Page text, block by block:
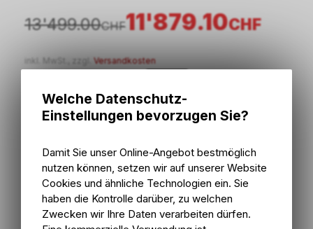
11'879.10CHF
13'499.00CHF
inkl. MwSt., zzgl. Versandkosten
5 - 10 Tage ab externem Lager
Versand
5 - 10 Tage ab externem Lager
Abholung Bike Zone AG
Welche Datenschutz-
Einstellungen bevorzugen Sie?
Damit Sie unser Online-Angebot bestmöglich
nutzen können, setzen wir auf unserer Website
Cookies und ähnliche Technologien ein. Sie
haben die Kontrolle darüber, zu welchen
Zwecken wir Ihre Daten verarbeiten dürfen.